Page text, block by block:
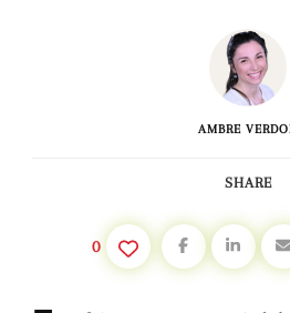
AMBRE
SHARE
0